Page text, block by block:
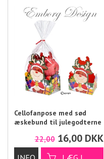
Cellofanpose med sød
æskebund til julegodterne
22,00 16,00 DKK